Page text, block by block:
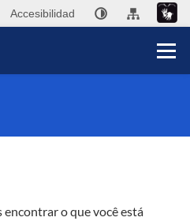
Accesibilidad
encontrar o que você está